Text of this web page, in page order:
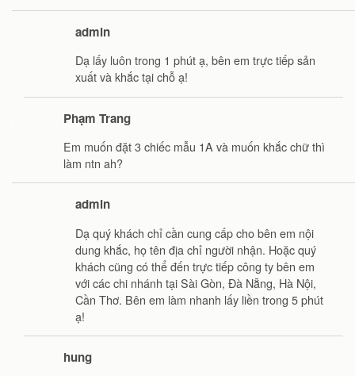
admin
Dạ lấy luôn trong 1 phút ạ, bên em trực tiếp sản
xuất và khắc tại chỗ ạ!
Phạm Trang
Em muốn đặt 3 chiếc mẫu 1A và muốn khắc chữ thì
làm ntn ah?
admin
Dạ quý khách chỉ cần cung cấp cho bên em nội
dung khắc, họ tên địa chỉ người nhận. Hoặc quý
khách cũng có thể đến trực tiếp công ty bên em
với các chi nhánh tại Sài Gòn, Đà Nẵng, Hà Nội,
Cần Thơ. Bên em làm nhanh lấy liền trong 5 phút
ạ!
hung